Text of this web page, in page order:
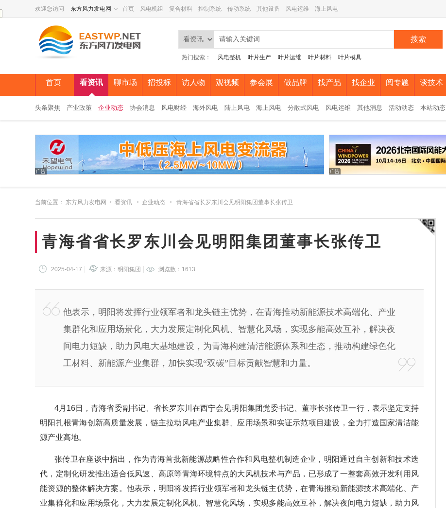
欢迎您访问 东方风力发电网 首页 风电机组 复合材料 控制系统 传动系统 其他设备 风电运维 海上风电
搜索
热门搜索： 风电整机 叶片生产 叶片运维 叶片材料 叶片模具
首页 看资讯 聊市场 招投标 访人物 观视频 参会展 做品牌 找产品 找企业 阅专题 谈技术
头条聚焦 产业政策 企业动态 协会消息 风电财经 海外风电 陆上风电 海上风电 分散式风电 风电运维 其他消息 活动动态 本站动态
当前位置： 东方风力发电网 > 看资讯 > 企业动态 > 青海省省长罗东川会见明阳集团董事长张传卫
青海省省长罗东川会见明阳集团董事长张传卫
2025-04-17 来源：明阳集团 浏览数： 1613
他表示，明阳将发挥行业领军者和龙头链主优势，在青海推动新能源技术高端化、产业
集群化和应用场景化，大力发展定制化风机、智慧化风场，实现多能高效互补，解决夜
间电力短缺，助力风电大基地建设，为青海构建清洁能源体系和生态，推动构建绿色化
工材料、新能源产业集群，加快实现“双碳”目标贡献智慧和力量。
4月16日，青海省委副书记、省长罗东川在西宁会见明阳集团党委书记、董事长张传卫一行，表示坚定支持
明阳扎根青海创新高质量发展，链主拉动风电产业集群、应用场景和实证示范项目建设，全力打造国家清洁能
源产业高地。
张传卫在座谈中指出，作为青海首批新能源战略性合作和风电整机制造企业，明阳通过自主创新和技术迭
代，定制化研发推出适合低风速、高原等青海环境特点的大风机技术与产品，已形成了一整套高效开发利用风
能资源的整体解决方案。他表示，明阳将发挥行业领军者和龙头链主优势，在青海推动新能源技术高端化、产
业集群化和应用场景化，大力发展定制化风机、智慧化风场，实现多能高效互补，解决夜间电力短缺，助力风